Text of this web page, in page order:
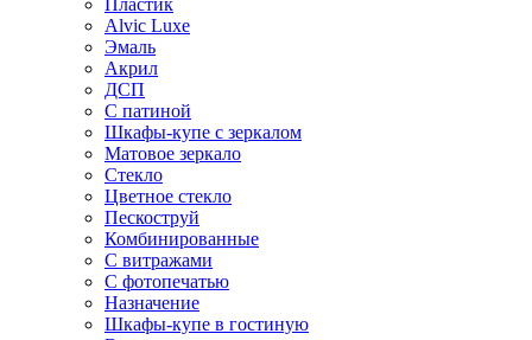
Пластик
Alvic Luxe
Эмаль
Акрил
ДСП
С патиной
Шкафы-купе с зеркалом
Матовое зеркало
Стекло
Цветное стекло
Пескоструй
Комбинированные
С витражами
С фотопечатью
Назначение
Шкафы-купе в гостиную